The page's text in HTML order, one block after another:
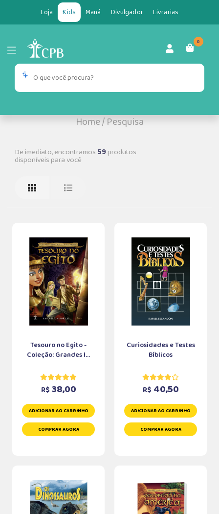
Loja Kids Maná Divulgador Livrarias
0
Home/Pesquisa
De imediato, encontramos 59produtos
disponíveis para você
Tesouro no Egito -
Coleção: Grandes I...
R$ 38,00
ADICIONAR AO CARRINHO
COMPRAR AGORA
Curiosidades e Testes
Bíblicos
R$ 40,50
ADICIONAR AO CARRINHO
COMPRAR AGORA